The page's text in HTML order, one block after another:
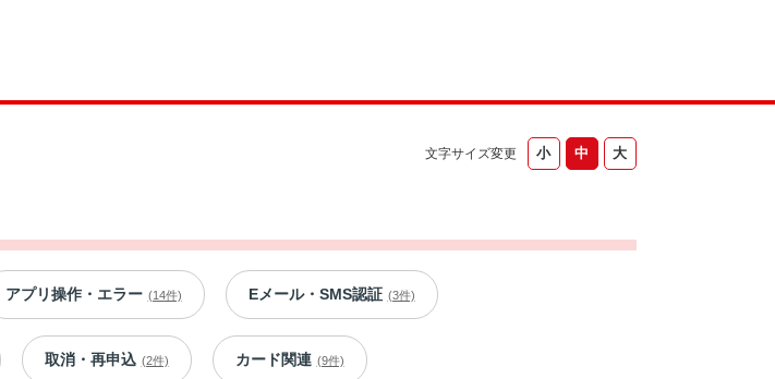
文字サイズ変更
アプリ操作・エラー (14件) Eメール・SMS認証 (3件)
取消・再申込 (2件) カード関連 (9件)